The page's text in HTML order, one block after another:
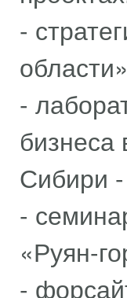
-
-
бизнеса
Сибири
-
«Руян-
-